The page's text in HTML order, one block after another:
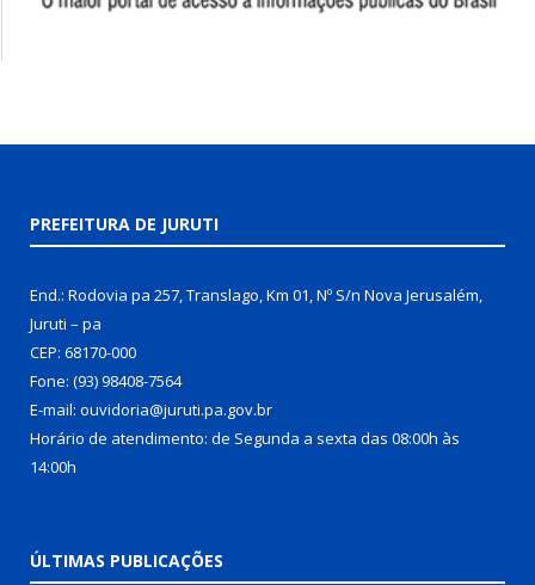
PREFEITURA DE JURUTI
End.: Rodovia pa 257, Translago, Km 01, Nº S/n Nova Jerusalém,
Juruti – pa
CEP: 68170-000
Fone: (93) 98408-7564
E-mail: ouvidoria@juruti.pa.gov.br
Horário de atendimento: de Segunda a sexta das 08:00h às
14:00h
ÚLTIMAS PUBLICAÇÕES